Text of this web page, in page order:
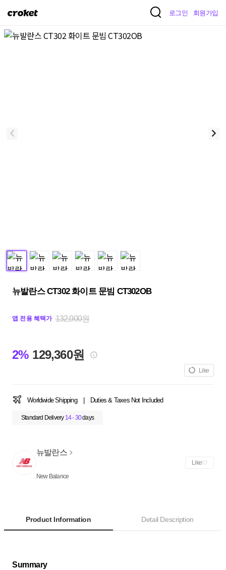
크
켓
로그인 회원가입
뉴발란스 CT302 화이트 문빔 CT302OB
앱 전용 혜택가 132,000원
2% 129,360원
Like
Worldwide Shipping Duties & Taxes Not Included
Standard Delivery 14 - 30days
뉴발란스
New Balance
Like
Product Information Detail Description
Summary